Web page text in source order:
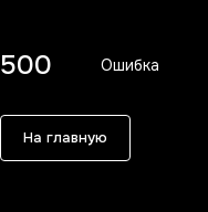
500 Ошибка
На главную